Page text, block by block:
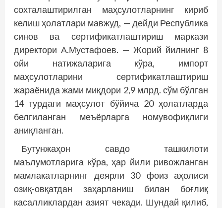
сохталаштирилган маҳсулотларнинг кириб
келиш ҳолатлари мавжуд, — дейди Республика
синов ва сертификатлаштириш маркази
директори А.Мустафоев. — Жорий йилнинг 8
ойи натижаларига кўра, импорт
маҳсулотларини сертификатлаштириш
жараёнида жами миқдори 2,9 млрд. сўм бўлган
14 турдаги маҳсулот бўйича 20 ҳолатларда
белгиланган меъёрларга номувофиқлиги
аниқланган.
Бутунжаҳон савдо ташкилоти
маълумотларига кўра, ҳар йили ривожланган
мамлакатларнинг деярли 30 фоиз аҳолиси
озиқ-овқатдан заҳарланиш билан боғлиқ
касалликлардан азият чекади. Шундай қилиб,